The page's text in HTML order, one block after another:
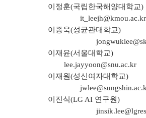
이정훈(국립한국해양대학교)
it_leejh@kmou.ac.kr
이종욱(성균관대학교)
이재윤(서울대학교)
lee.jayyoon@snu.ac.kr
이재원(성신여자대학교)
이진식(LG AI 연구원)